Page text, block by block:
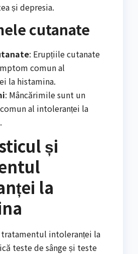
și depresia.
cutanate
: Erupțiile cutanate
comun al
la histamina.
: Mâncărimile sunt un
al intoleranței la
și
la
intoleranței la
teste de sânge și teste